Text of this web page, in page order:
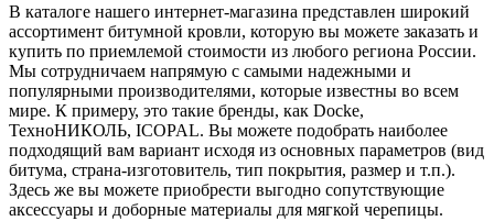
В каталоге нашего интернет-магазина представлен широкий
ассортимент битумной кровли, которую вы можете заказать и
купить по приемлемой стоимости из любого региона России.
Мы сотрудничаем напрямую с самыми надежными и
популярными производителями, которые известны во всем
мире. К примеру, это такие бренды, как Docke,
ТехноНИКОЛЬ, ICOPAL. Вы можете подобрать наиболее
подходящий вам вариант исходя из основных параметров (вид
битума, страна-изготовитель, тип покрытия, размер и т.п.).
Здесь же вы можете приобрести выгодно сопутствующие
аксессуары и доборные материалы для мягкой черепицы.